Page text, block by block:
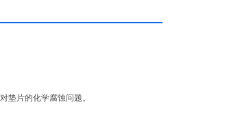
垫片的化学腐蚀问题。